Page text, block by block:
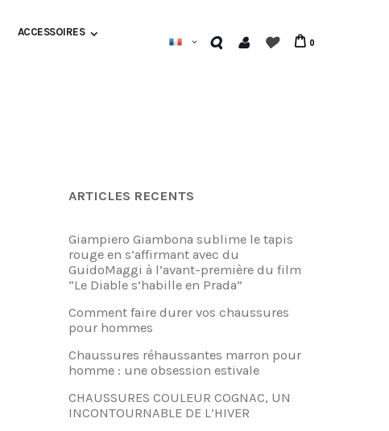
ACCESSOIRES
0
ARTICLES RECENTS
Giampiero Giambona sublime le tapis
rouge en s’affirmant avec du
GuidoMaggi à l’avant-première du film
“Le Diable s’habille en Prada”
Comment faire durer vos chaussures
pour hommes
Chaussures réhaussantes marron pour
homme : une obsession estivale
CHAUSSURES COULEUR COGNAC, UN
INCONTOURNABLE DE L’HIVER